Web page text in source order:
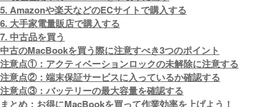
5. Amazonや楽天などのECサイトで購入する
6. 大手家電量販店で購入する
7. 中古品を買う
中古のMacBookを買う際に注意すべき3つのポイント
注意点①：アクティベーションロックの未解除に注意する
注意点②：端末保証サービスに入っているか確認する
注意点③：バッテリーの最大容量を確認する
まとめ：お得にMacBookを買って作業効率を上げよう！